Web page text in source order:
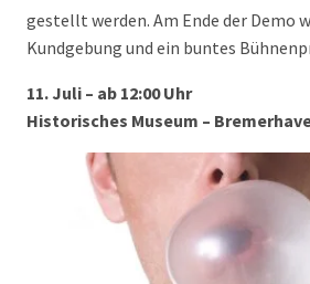
gestellt werden. Am Ende der Demo
Kundgebung und ein buntes
11. Juli – ab 12:00 Uhr
Historisches Museum –